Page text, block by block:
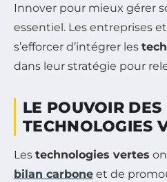
Innover pour mieux gérer
essentiel. Les entreprises
s’efforcer d’intégrer les
dans leur stratégie pour
LE POUVOIR DES
TECHNOLOGIES
Les technologies vertes
bilan carbone et de